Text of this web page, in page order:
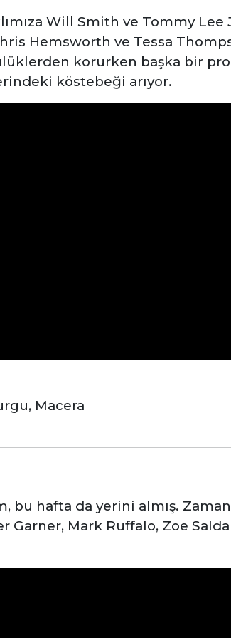
Will Smith ve Tommy
Hemsworth ve Tessa
korurken başka bir
köstebeği arıyor.
Macera
bu hafta da yerini almış.
Garner, Mark Ruffalo, Zoe